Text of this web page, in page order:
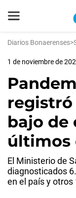
Diarios Bonaerenses>
1 de noviembre de
bajo de
últimos
El Ministerio de
diagnosticados
en el país y otros